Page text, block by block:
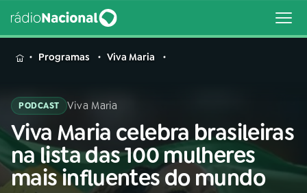
MENU
Buscar
na
Rádio
Nacional
Buscar
Programas Viva Maria
PODCAST Viva Maria
Viva Maria celebra brasileiras
na lista das 100 mulheres
mais influentes do mundo